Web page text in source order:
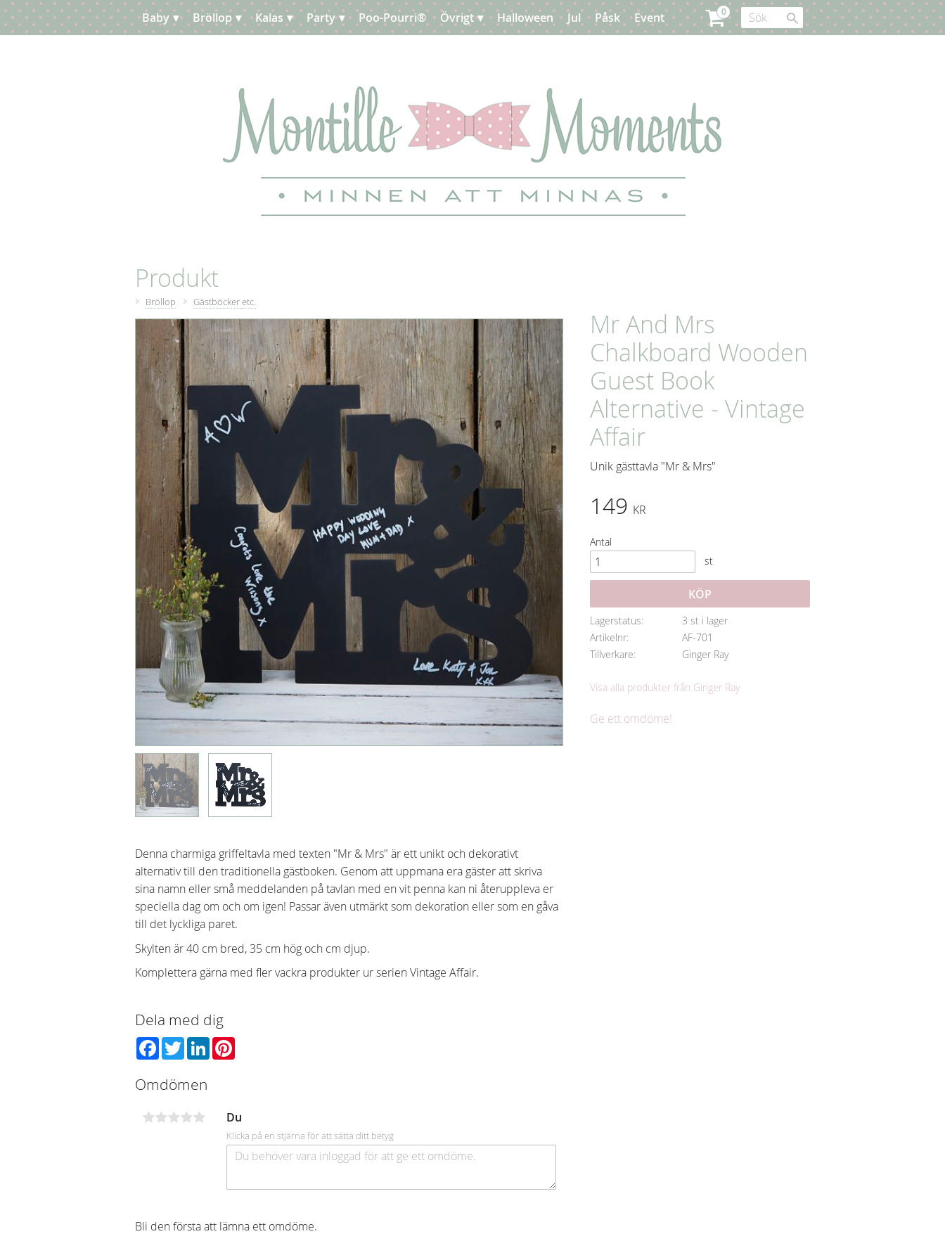
Baby Bröllop Kalas Party Poo-Pourri® Övrigt Halloween Jul Påsk Event
Produkt
Bröllop Gästböcker etc.
Mr And Mrs
Chalkboard Wooden
Guest Book
Alternative - Vintage
Affair
Unik gästtavla "Mr & Mrs"
149 KR
Antal
st
KÖP
Lagerstatus
3 st i lager
Artikelnr
AF-701
Tillverkare
Ginger Ray
Visa alla produkter från Ginger Ray
Ge ett omdöme!
Denna charmiga griffeltavla med texten "Mr & Mrs" är ett unikt och dekorativt
alternativ till den traditionella gästboken. Genom att uppmana era gäster att skriva
sina namn eller små meddelanden på tavlan med en vit penna kan ni återuppleva er
speciella dag om och om igen! Passar även utmärkt som dekoration eller som en gåva
till det lyckliga paret.
Skylten är 40 cm bred, 35 cm hög och cm djup.
Komplettera gärna med fler vackra produkter ur serien Vintage Affair.
Dela med dig
Facebook
TwitterLinkedIn
Omdömen
Du
Klicka på en stjärna för att sätta ditt betyg
Bli den första att lämna ett omdöme.